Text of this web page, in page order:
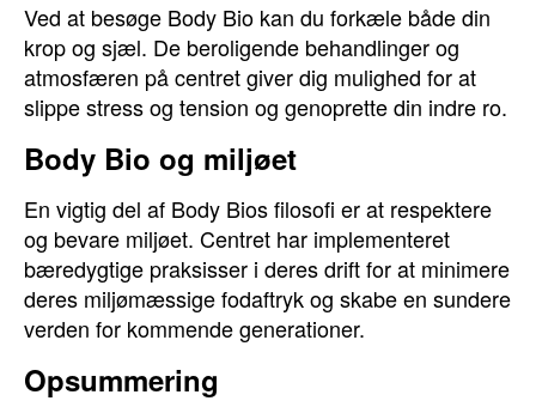
Ved at besøge Body Bio kan du forkæle både din
krop og sjæl. De beroligende behandlinger og
atmosfæren på centret giver dig mulighed for at
slippe stress og tension og genoprette din indre ro.
Body Bio og miljøet
En vigtig del af Body Bios filosofi er at respektere
og bevare miljøet. Centret har implementeret
bæredygtige praksisser i deres drift for at minimere
deres miljømæssige fodaftryk og skabe en sundere
verden for kommende generationer.
Opsummering